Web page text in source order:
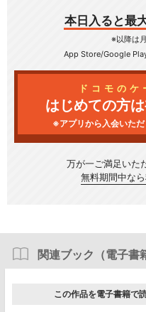
本日入ると最
※以降は
App Store/Google
ドコモの
はじめての方
※アプリから入会いた
万が一ご満足いた
無料期間中なら
関連ブック（電子書
この作品を電子書籍で